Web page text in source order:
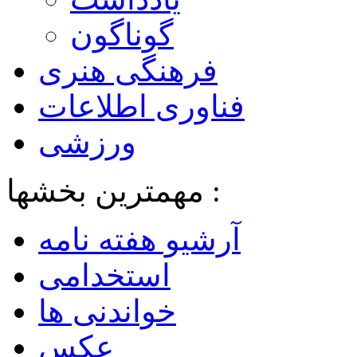
گوناگون
فرهنگی هنری
فناوری اطلاعات
ورزشی
مهمترین بخشها :
آرشیو هفته نامه
استخدامی
خواندنی ها
عکس